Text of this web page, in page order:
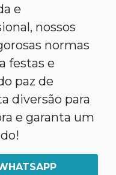
e
nossos
normas
festas e
paz de
diversão para
e garanta um